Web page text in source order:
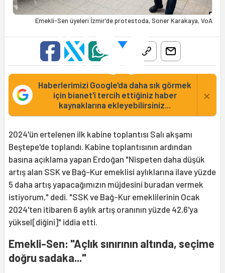
Emekli-Sen üyeleri İzmir'de protestoda, Soner Karakaya, VoA
Haberlerimizi Google'da daha sık görmek
için bianet'i tercih ettiğiniz haber
kaynaklarına ekleyebilirsiniz...
×
2024'ün ertelenen ilk kabine toplantısı Salı akşamı
Beştepe'de toplandı. Kabine toplantısının ardından
basına açıklama yapan Erdoğan "Nispeten daha düşük
artış alan SSK ve Bağ-Kur emeklisi aylıklarına ilave yüzde
5 daha artış yapacağımızın müjdesini buradan vermek
istiyorum," dedi. "SSK ve Bağ-Kur emeklilerinin Ocak
2024'ten itibaren 6 aylık artış oranının yüzde 42,6'ya
yüksel[diğini]" iddia etti.
Emekli-Sen: "Açlık sınırının altında, seçime
doğru sadaka..."